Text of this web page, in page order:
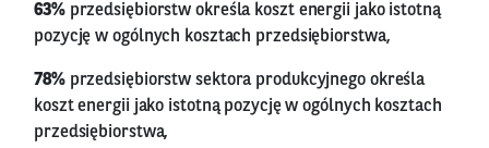
63%przedsiębiorstw określa koszt energii jako istotną
pozycję w ogólnych kosztach przedsiębiorstwa,
78%przedsiębiorstw sektora produkcyjnego określa
koszt energii jako istotną pozycję w ogólnych kosztach
przedsiębiorstwa,